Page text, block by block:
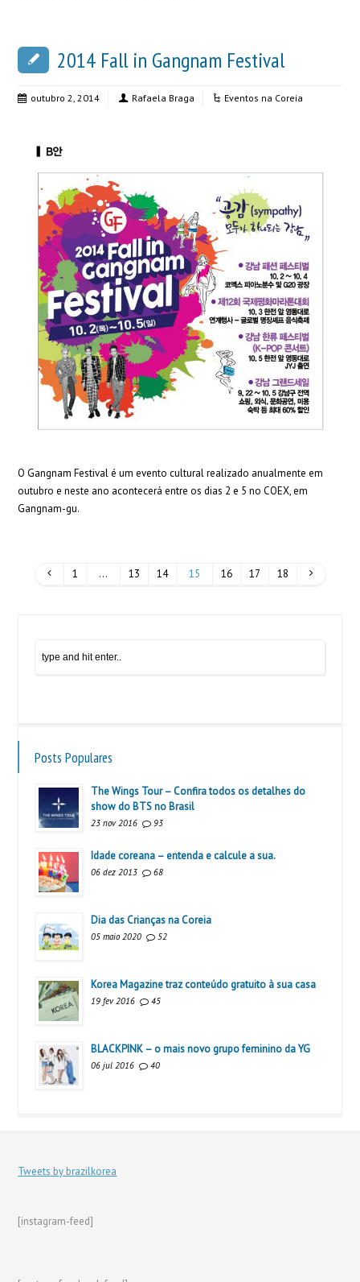
2014 Fall in Gangnam Festival
outubro 2, 2014 Rafaela Braga Eventos na Coreia
O Gangnam Festival é um evento cultural realizado anualmente em
outubro e neste ano acontecerá entre os dias 2 e 5 no COEX, em
Gangnam-gu.
1 … 13 14 15 16 17 18
Posts Populares
The Wings Tour – Confira todos os detalhes do
show do BTS no Brasil
23 nov 2016 93
Idade coreana – entenda e calcule a sua.
06 dez 2013 68
Dia das Crianças na Coreia
05 maio 2020 52
Korea Magazine traz conteúdo gratuito à sua casa
19 fev 2016 45
BLACKPINK – o mais novo grupo feminino da YG
06 jul 2016 40
Tweets by brazilkorea
[instagram-feed]